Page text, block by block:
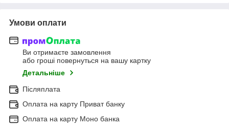
Умови оплати
Ви отримаєте замовлення
або гроші повернуться на вашу картку
Детальніше
Післяплата
Оплата на карту Приват банку
Оплата на карту Моно банка